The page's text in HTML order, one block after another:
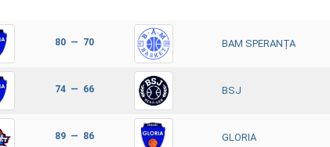
80 — 70 BAM SPERANȚA
74 — 66 BSJ
89 — 86 GLORIA